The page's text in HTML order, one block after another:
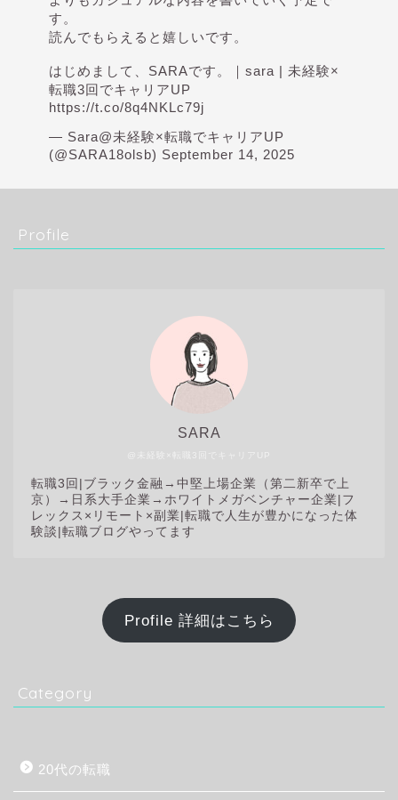
す。
読んでもらえると嬉しいです。
はじめまして、SARAです。｜sara | 未経験×
転職3回でキャリアUP
https://t.co/8q4NKLc79j
— Sara@未経験×転職でキャリアUP
(@SARA18olsb) September 14, 2025
Profile
@未経験×転職3回でキャリアUP
SARA
転職3回| ブラック金融→中堅上場企業（第二新卒で上
京）→日系大手企業→ホワイトメガベンチャー企業|フ
レックス×リモート×副業|転職で人生が豊かになった体
験談|転職ブログやってます
Profile 詳細はこちら
Category
20代の転職